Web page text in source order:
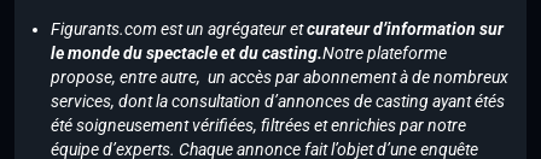
Figurants.com est un agrégateur etcurateur d’information sur
le monde du spectacle et du casting.Notre plateforme
propose, entre autre, un accès par abonnement à de nombreux
services, dont la consultation d’annonces de casting ayant étés
été soigneusement vérifiées, filtrées et enrichies par notre
équipe d’experts. Chaque annonce fait l’objet d’une enquête